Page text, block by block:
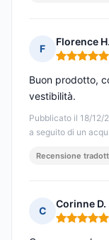
F
Florence H.
Nota: 5 su 5
Pubblicato il 18/12/
a seguito di un
Buon prodotto,
vestibilità.
Recensione
C
Corinne D.
Nota: 5 su 5